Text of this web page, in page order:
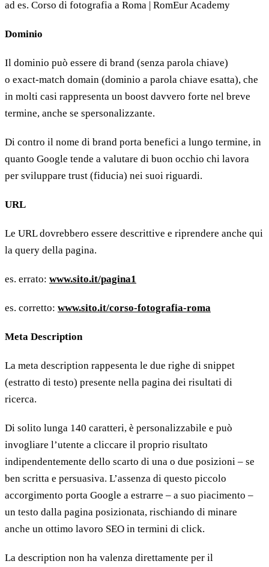
ad es. Corso di fotografia a Roma | RomEur Academy
Dominio
Il dominio può essere di brand (senza parola chiave)
o exact-match domain (dominio a parola chiave esatta), che
in molti casi rappresenta un boost davvero forte nel breve
termine, anche se spersonalizzante.
Di contro il nome di brand porta benefici a lungo termine, in
quanto Google tende a valutare di buon occhio chi lavora
per sviluppare trust (fiducia) nei suoi riguardi.
URL
Le URL dovrebbero essere descrittive e riprendere anche qui
la query della pagina.
es. errato: www.sito.it/pagina1
es. corretto: www.sito.it/corso-fotografia-roma
Meta Description
La meta description rappesenta le due righe di snippet
(estratto di testo) presente nella pagina dei risultati di
ricerca.
Di solito lunga 140 caratteri, è personalizzabile e può
invogliare l’utente a cliccare il proprio risultato
indipendentemente dello scarto di una o due posizioni – se
ben scritta e persuasiva. L’assenza di questo piccolo
accorgimento porta Google a estrarre – a suo piacimento –
un testo dalla pagina posizionata, rischiando di minare
anche un ottimo lavoro SEO in termini di click.
La description non ha valenza direttamente per il